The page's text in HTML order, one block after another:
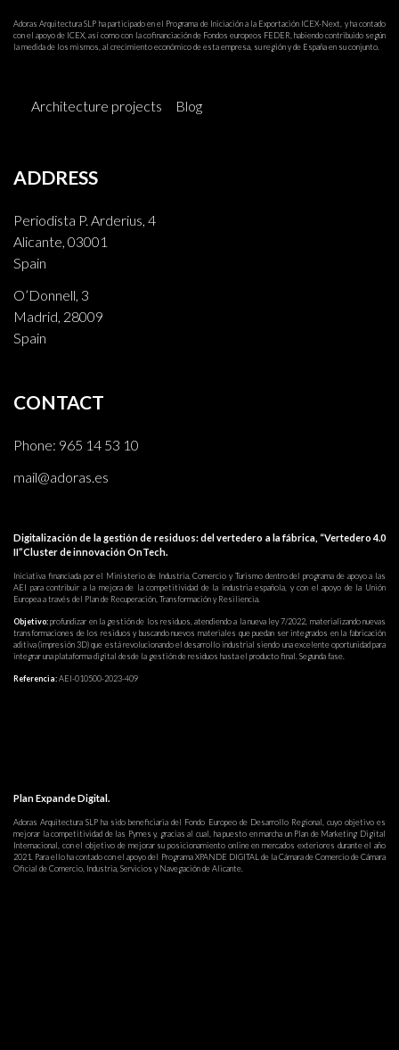
Adoras Arquitectura SLP ha participado en el Programa de Iniciación a la Exportación ICEX-Next, y ha contado
con el apoyo de ICEX, así como con la cofinanciación de Fondos europeos FEDER, habiendo contribuido según
la medida de los mismos, al crecimiento económico de esta empresa, su región y de España en su conjunto.
Architecture projects Blog
ADDRESS
Periodista P. Arderius, 4
Alicante, 03001
Spain
O’Donnell, 3
Madrid, 28009
Spain
CONTACT
Phone: 965 14 53 10
mail@adoras.es
Digitalización de la gestión de residuos: del vertedero a la fábrica, “Vertedero 4.0
II”Cluster de innovación OnTech.
Iniciativa financiada por el Ministerio de Industria, Comercio y Turismo dentro del programa de apoyo a las
AEI para contribuir a la mejora de la competitividad de la industria española, y con el apoyo de la Unión
Europea a través del Plan de Recuperación, Transformación y Resiliencia.
Objetivo:profundizar en la gestión de los residuos, atendiendo a la nueva ley 7/2022, materializando nuevas
transformaciones de los residuos y buscando nuevos materiales que puedan ser integrados en la fabricación
aditiva (impresión 3D) que está revolucionando el desarrollo industrial siendo una excelente oportunidad para
integrar una plataforma digital desde la gestión de residuos hasta el producto final. Segunda fase.
Referencia:AEI-010500-2023-409
Plan Expande Digital.
Adoras Arquitectura SLP ha sido beneficiaria del Fondo Europeo de Desarrollo Regional, cuyo objetivo es
mejorar la competitividad de las Pymes y, gracias al cual, ha puesto en marcha un Plan de Marketing Digital
Internacional, con el objetivo de mejorar su posicionamiento online en mercados exteriores durante el año
2021. Para ello ha contado con el apoyo del Programa XPANDE DIGITAL de la Cámara de Comercio de Cámara
Oficial de Comercio, Industria, Servicios y Navegación de Alicante.